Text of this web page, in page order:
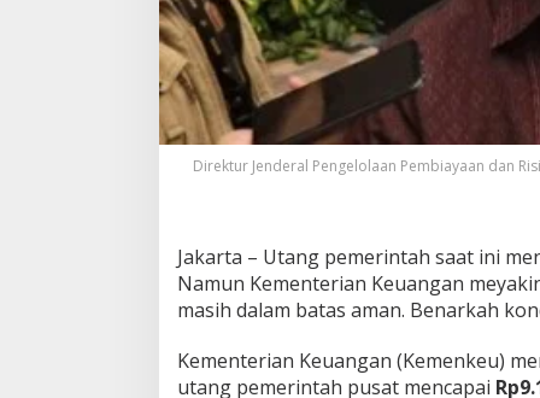
i
l
i
,
K
e
k
e
u
K
a
Direktur Jenderal Pengelolaan Pembiayaan dan
Jakarta – Utang pemerintah saat ini
Namun Kementerian Keuangan
masih dalam batas aman. Benarkah
Kementerian Keuangan (Kemenkeu)
utang pemerintah pusat mencapai